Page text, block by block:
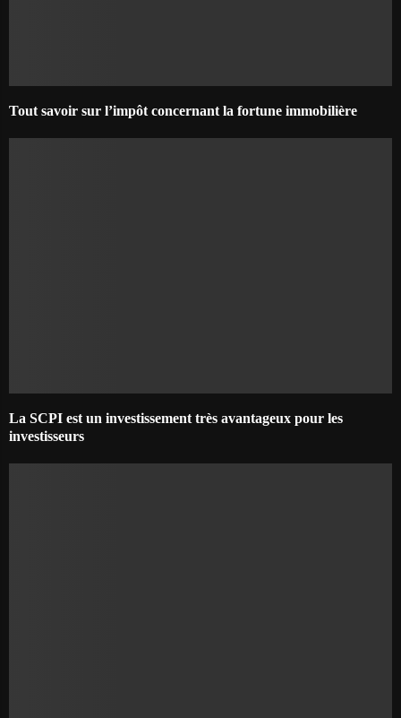
Tout savoir sur l’impôt concernant la fortune immobilière
La SCPI est un investissement très avantageux pour les
investisseurs